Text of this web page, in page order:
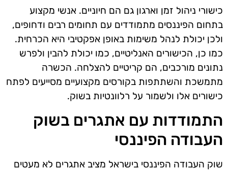
כישורי ניהול זמן וארגון גם הם חיוניים. אנשי מקצוע
בתחום הפיננסים מתמודדים עם תחומים רבים ודחופים,
ולכן יכולת לנהל משימות באופן אפקטיבי היא הכרחית.
כמו כן, הכישורים האנליטיים, כמו יכולת להבין ולפרש
נתונים מורכבים, הם קריטיים להצלחה. הכשרה
מתמשכת והשתתפות בקורסים מקצועיים מסייעים לפתח
כישורים אלו ולשמור על רלוונטיות בשוק.
התמודדות עם אתגרים בשוק
העבודה הפיננסי
שוק העבודה הפיננסי בישראל מציב אתגרים לא מעטים